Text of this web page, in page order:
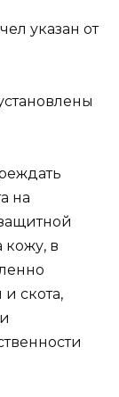
указан от
на
кожу, в
и скота,